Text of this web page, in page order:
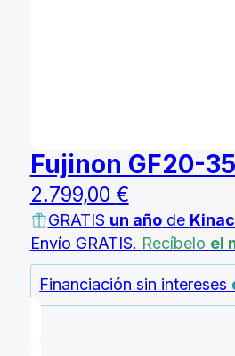
Fujinon GF20-
2.799,00 €
GRATIS un añode
Envío GRATIS. Recíbelo el
Financiación sin intereses